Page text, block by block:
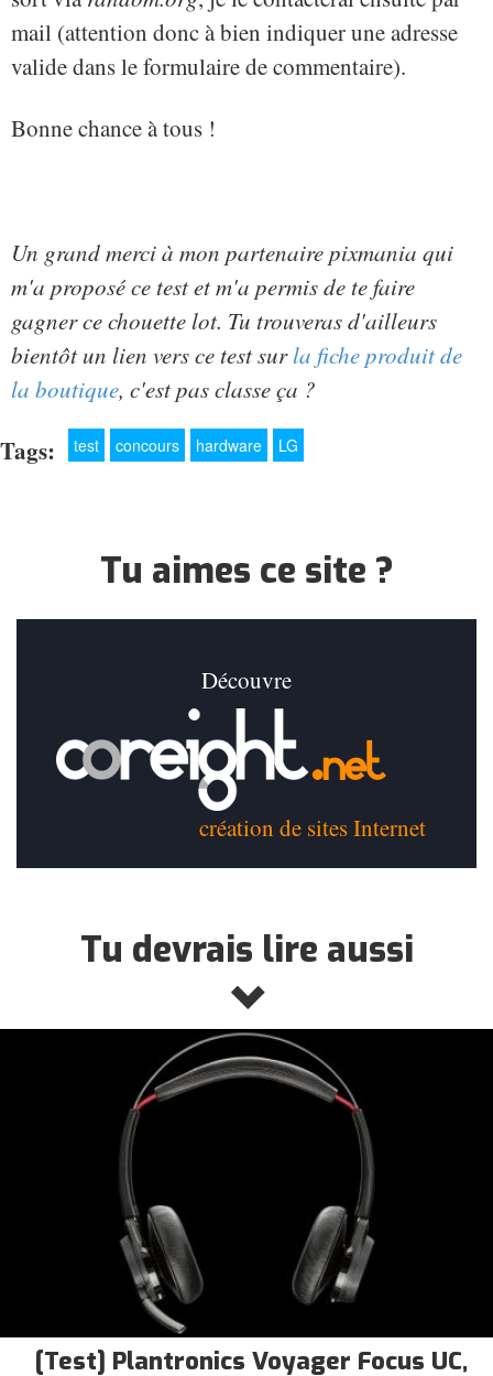
mail (attention donc à bien indiquer une adresse
valide dans le formulaire de commentaire).
Bonne chance à tous !
Un grand merci à mon partenaire pixmania qui
m'a proposé ce test et m'a permis de te faire
gagner ce chouette lot. Tu trouveras d'ailleurs
bientôt un lien vers ce test surla fiche produit de
la boutique, c'est pas classe ça ?
Tags: test concours hardware LG
Tu aimes ce site ?
Découvre
création de sites Internet
Tu devrais lire aussi
[Test] Plantronics Voyager Focus UC,